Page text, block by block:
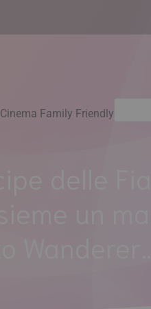
Cinema Family Friendlyper: